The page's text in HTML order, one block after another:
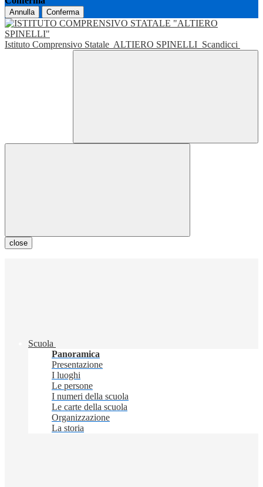
Annulla Conferma
Istituto Comprensivo Statale ALTIERO SPINELLI Scandicci
close
Scuola
Panoramica
Presentazione
I luoghi
Le persone
I numeri della scuola
Le carte della scuola
Organizzazione
La storia